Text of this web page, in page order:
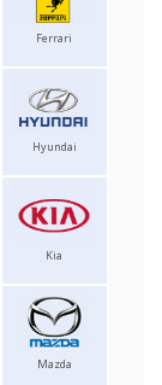
Ferrari
Hyundai
Kia
Mazda